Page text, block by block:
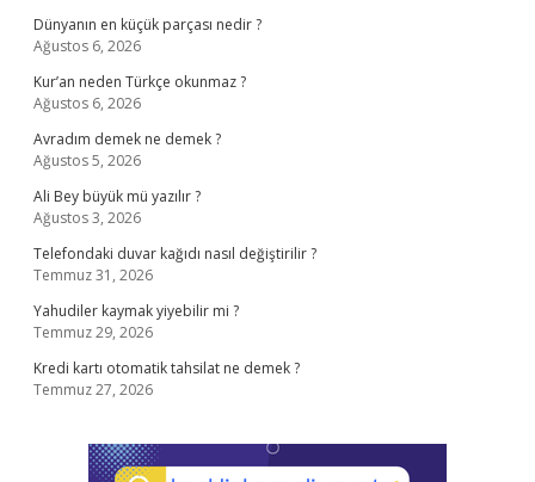
Dünyanın en küçük parçası nedir ?
Ağustos 6, 2026
Kur’an neden Türkçe okunmaz ?
Ağustos 6, 2026
Avradım demek ne demek ?
Ağustos 5, 2026
Ali Bey büyük mü yazılır ?
Ağustos 3, 2026
Telefondaki duvar kağıdı nasıl değiştirilir ?
Temmuz 31, 2026
Yahudiler kaymak yiyebilir mi ?
Temmuz 29, 2026
Kredi kartı otomatik tahsilat ne demek ?
Temmuz 27, 2026